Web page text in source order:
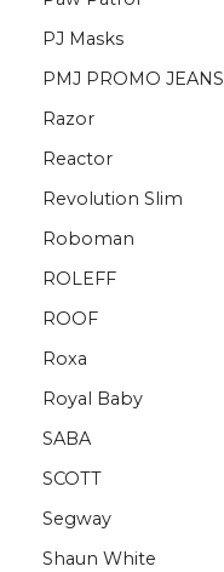
PJ Masks
PMJ PROMO JEANS
Razor
Reactor
Revolution Slim
Roboman
ROLEFF
ROOF
Roxa
Royal Baby
SABA
SCOTT
Segway
Shaun White